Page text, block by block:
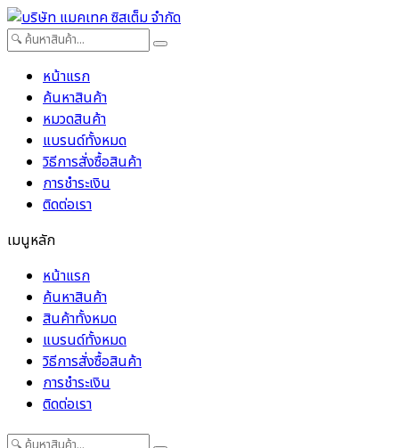
หน้าแรก
ค้นหาสินค้า
หมวดสินค้า
แบรนด์ทั้งหมด
วิธีการสั่งซื้อสินค้า
การชำระเงิน
ติดต่อเรา
เมนูหลัก
หน้าแรก
ค้นหาสินค้า
สินค้าทั้งหมด
แบรนด์ทั้งหมด
วิธีการสั่งซื้อสินค้า
การชำระเงิน
ติดต่อเรา